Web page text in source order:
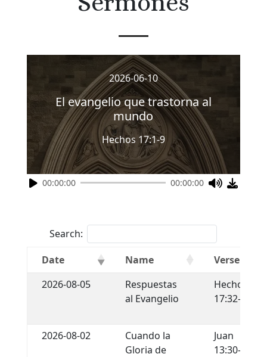
2026-06-10
El evangelio que trastorna al
mundo
Hechos 17:1-9
00:00:00 00:00:00
Search:
Date
Name
Verse
2026-08-05
Respuestas
al Evangelio
Hechos
17:32-34
2026-08-02
Cuando la
Gloria de
Juan
13:30-35